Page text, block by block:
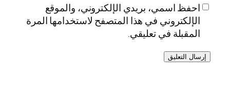
احفظ اسمي، بريدي الإلكتروني، والموقع
الإلكتروني في هذا المتصفح لاستخدامها المرة
المقبلة في تعليقي.